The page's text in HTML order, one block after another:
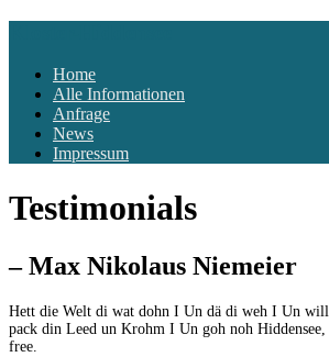
Home
Alle Informationen
Anfrage
News
Impressum
Testimonials
– Max Nikolaus Niemeier
Hett die Welt di wat dohn I Un dä di weh I Un
pack din Leed un Krohm I Un goh noh
free.